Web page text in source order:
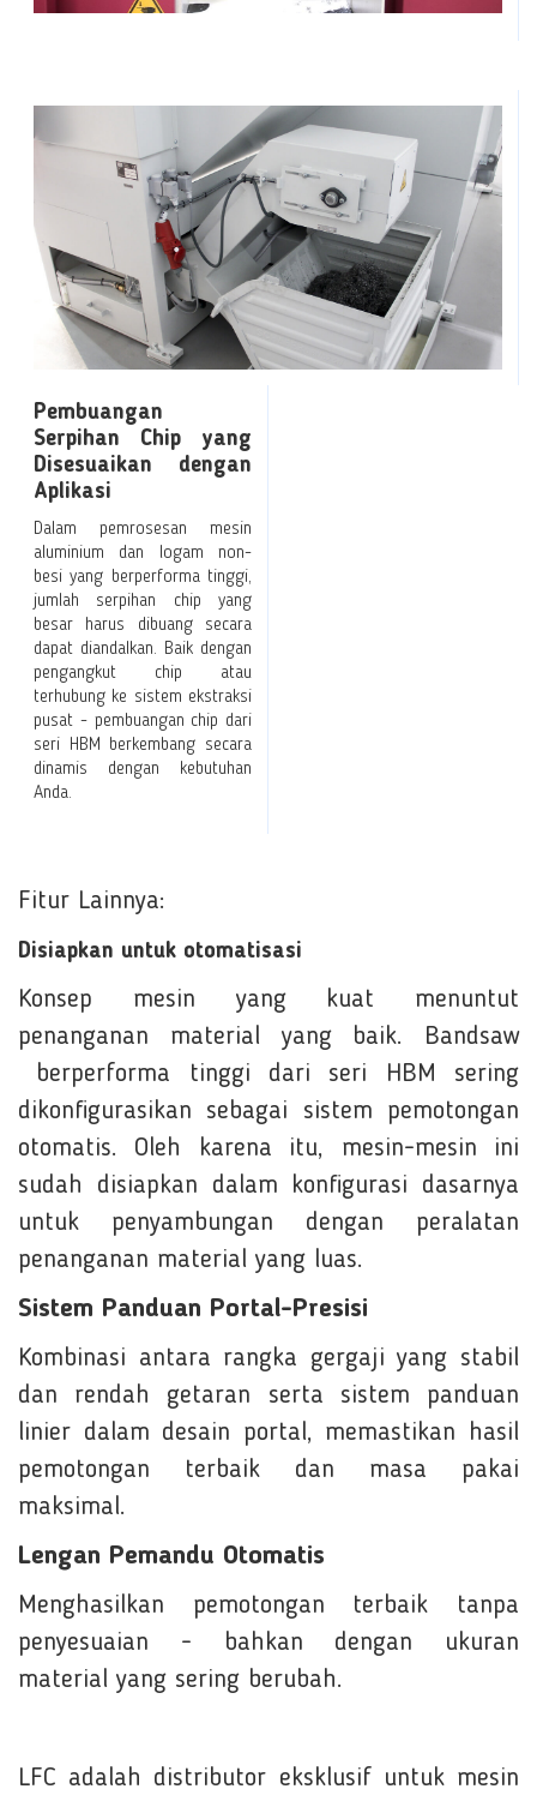
Pembuangan
Serpihan Chip yang
Disesuaikan dengan
Aplikasi
Dalam pemrosesan mesin
aluminium dan logam non-
besi yang berperforma tinggi,
jumlah serpihan chip yang
besar harus dibuang secara
dapat diandalkan. Baik dengan
pengangkut chip atau
terhubung ke sistem ekstraksi
pusat - pembuangan chip dari
seri HBM berkembang secara
dinamis dengan kebutuhan
Anda.
Fitur Lainnya:
Disiapkan untuk otomatisasi
Konsep mesin yang kuat menuntut
penanganan material yang baik. Bandsaw
berperforma tinggi dari seri HBM sering
dikonfigurasikan sebagai sistem pemotongan
otomatis. Oleh karena itu, mesin-mesin ini
sudah disiapkan dalam konfigurasi dasarnya
untuk penyambungan dengan peralatan
penanganan material yang luas.
Sistem Panduan Portal-Presisi
Kombinasi antara rangka gergaji yang stabil
dan rendah getaran serta sistem panduan
linier dalam desain portal, memastikan hasil
pemotongan terbaik dan masa pakai
maksimal.
Lengan Pemandu Otomatis
Menghasilkan pemotongan terbaik tanpa
penyesuaian - bahkan dengan ukuran
material yang sering berubah.
LFC adalah distributor eksklusif untuk mesin